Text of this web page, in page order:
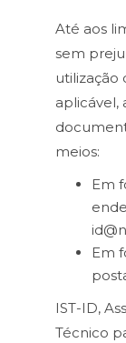
Até aos
sem
utilização
aplicável,
meios:
Em
Em
IST-ID,
Técnico